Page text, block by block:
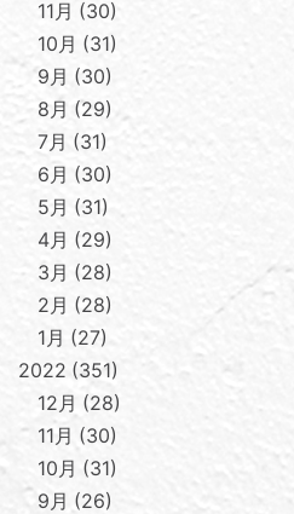
11月
30
10月
31
9月
30
8月
29
7月
31
6月
30
5月
31
4月
29
3月
28
2月
28
1月
27
2022 351
12月
28
11月
30
10月
31
9月
26